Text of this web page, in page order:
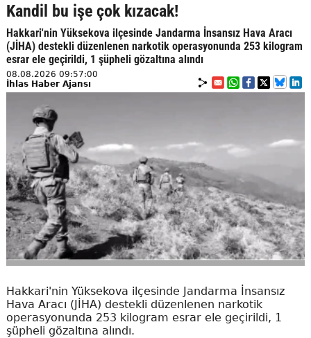
Kandil bu işe çok kızacak!
Hakkari'nin Yüksekova ilçesinde Jandarma İnsansız Hava Aracı
(JİHA) destekli düzenlenen narkotik operasyonunda 253 kilogram
esrar ele geçirildi, 1 şüpheli gözaltına alındı
08.08.2026 09:57:00
İhlas Haber Ajansı
Hakkari'nin Yüksekova ilçesinde Jandarma İnsansız
Hava Aracı (JİHA) destekli düzenlenen narkotik
operasyonunda 253 kilogram esrar ele geçirildi, 1
şüpheli gözaltına alındı.